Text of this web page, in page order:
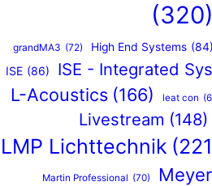
(320)
grandMA3 (72) High End Systems (84)
ISE (86) ISE - Integrated
L-Acoustics (166) leat con
Livestream (148)
LMP Lichttechnik
Martin Professional (70)